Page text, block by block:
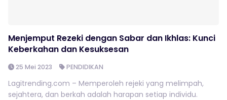
Menjemput Rezeki dengan Sabar dan Ikhlas: Kunci
Keberkahan dan Kesuksesan
25 Mei 2023 PENDIDIKAN
Lagitrending.com – Memperoleh rejeki yang melimpah,
sejahtera, dan berkah adalah harapan setiap individu.